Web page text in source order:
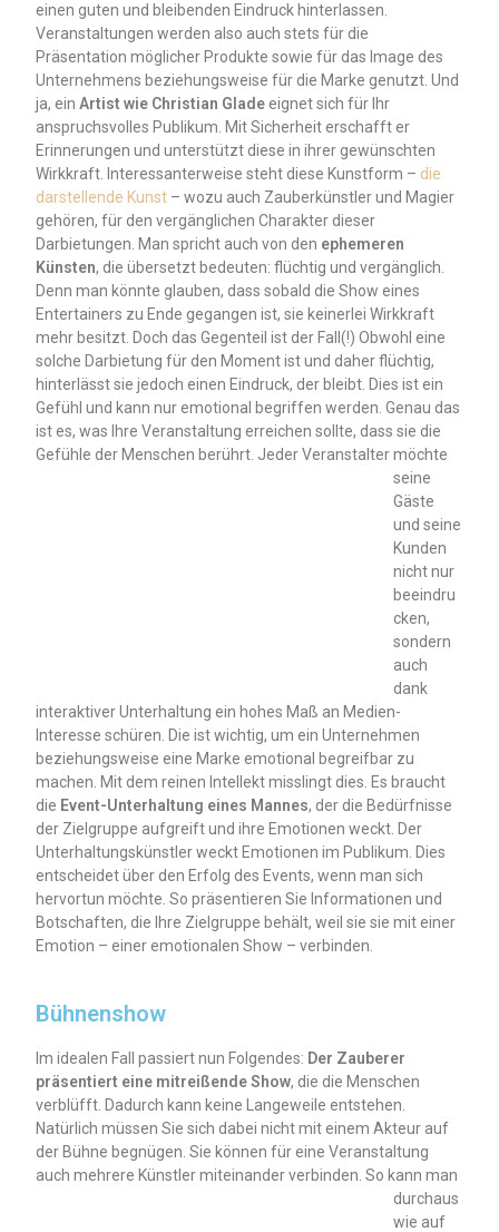
einen guten und bleibenden Eindruck hinterlassen.
Veranstaltungen werden also auch stets für die
Präsentation möglicher Produkte sowie für das Image des
Unternehmens beziehungsweise für die Marke genutzt. Und
ja, einArtist wie Christian Gladeeignet sich für Ihr
anspruchsvolles Publikum. Mit Sicherheit erschafft er
Erinnerungen und unterstützt diese in ihrer gewünschten
Wirkkraft. Interessanterweise steht diese Kunstform – die
darstellende Kunst – wozu auch Zauberkünstler und Magier
gehören, für den vergänglichen Charakter dieser
Darbietungen. Man spricht auch von den ephemeren
Künsten, die übersetzt bedeuten: flüchtig und vergänglich.
Denn man könnte glauben, dass sobald die Show eines
Entertainers zu Ende gegangen ist, sie keinerlei Wirkkraft
mehr besitzt. Doch das Gegenteil ist der Fall(!) Obwohl eine
solche Darbietung für den Moment ist und daher flüchtig,
hinterlässt sie jedoch einen Eindruck, der bleibt. Dies ist ein
Gefühl und kann nur emotional begriffen werden. Genau das
ist es, was Ihre Veranstaltung erreichen sollte, dass sie die
Gefühle der Menschen berührt. Jeder Veranstalter möchte
seine
Gäste
und seine
Kunden
nicht nur
beeindru
cken,
sondern
auch
dank
interaktiver Unterhaltung ein hohes Maß an Medien-
Interesse schüren. Die ist wichtig, um ein Unternehmen
beziehungsweise eine Marke emotional begreifbar zu
machen. Mit dem reinen Intellekt misslingt dies. Es braucht
die Event-Unterhaltung eines Mannes, der die Bedürfnisse
der Zielgruppe aufgreift und ihre Emotionen weckt. Der
Unterhaltungskünstler weckt Emotionen im Publikum. Dies
entscheidet über den Erfolg des Events, wenn man sich
hervortun möchte. So präsentieren Sie Informationen und
Botschaften, die Ihre Zielgruppe behält, weil sie sie mit einer
Emotion – einer emotionalen Show – verbinden.
Bühnenshow
Im idealen Fall passiert nun Folgendes: Der Zauberer
präsentiert eine mitreißende Show, die die Menschen
verblüfft. Dadurch kann keine Langeweile entstehen.
Natürlich müssen Sie sich dabei nicht mit einem Akteur auf
der Bühne begnügen. Sie können für eine Veranstaltung
auch mehrere Künstler miteinander verbinden.So kann man
durchaus
wie auf